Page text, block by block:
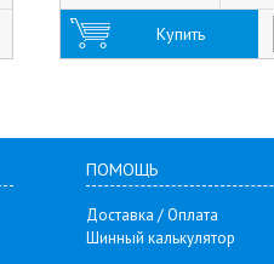
Купить
ПОМОЩЬ
Доставка / Оплата
Шинный калькулятор